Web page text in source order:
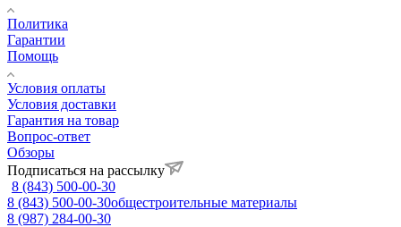
Политика
Гарантии
Помощь
Условия оплаты
Условия доставки
Гарантия на товар
Вопрос-ответ
Обзоры
Подписаться на рассылку
8 (843) 500-00-30
8 (843) 500-00-30общестроительные материалы
8 (987) 284-00-30